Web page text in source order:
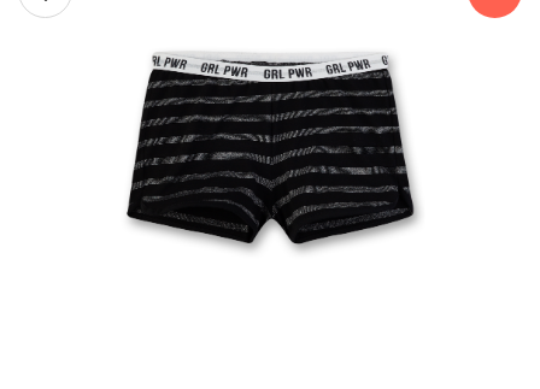
КАТАЛОГ
050 187 33 33
Графік роботи з 9:00 до 21:00